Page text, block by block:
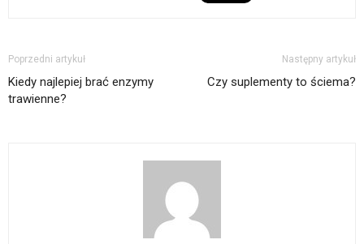
Poprzedni artykuł
Kiedy najlepiej brać enzymy
trawienne?
Następny artykuł
Czy suplementy to ściema?